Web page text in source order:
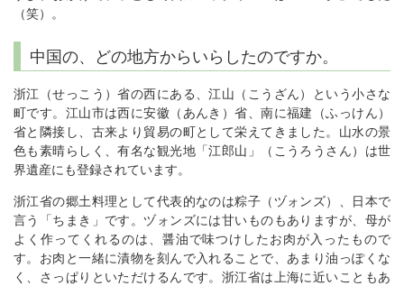
（笑）。
中国の、どの地方からいらしたのですか。
浙江（せっこう）省の西にある、江山（こうざん）という小さな
町です。江山市は西に安徽（あんき）省、南に福建（ふっけん）
省と隣接し、古来より貿易の町として栄えてきました。山水の景
色も素晴らしく、有名な観光地「江郎山」（こうろうさん）は世
界遺産にも登録されています。
浙江省の郷土料理として代表的なのは粽子（ヅォンズ）、日本で
言う「ちまき」です。ヅォンズには甘いものもありますが、母が
よく作ってくれるのは、醤油で味つけしたお肉が入ったもので
す。お肉と一緒に漬物を刻んで入れることで、あまり油っぽくな
く、さっぱりといただけるんです。浙江省は上海に近いこともあ